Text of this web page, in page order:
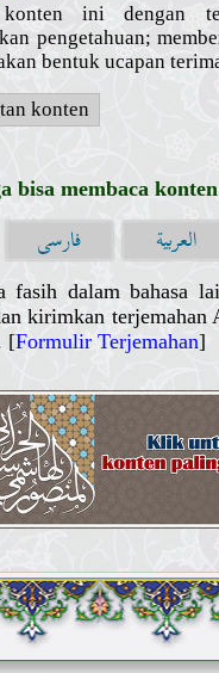
ini dengan
pengetahuan;
bentuk ucapan
konten
bisa membaca
فارسی العربية
fasih dalam bahasa
kirimkan
[Formulir Terjemahan]